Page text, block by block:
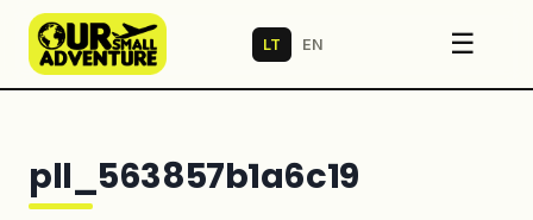
LT EN ☰
pll_563857b1a6c19